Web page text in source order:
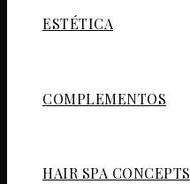
ESTÉTICA
COMPLEMENTOS
HAIR SPA CONCEPTS